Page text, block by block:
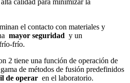
calidad para minimizar la
el contacto con materiales y
mayor seguridad y un
frío.
2 tiene una función de operación de
de métodos de fusión predefinidos
de operar en el laboratorio.